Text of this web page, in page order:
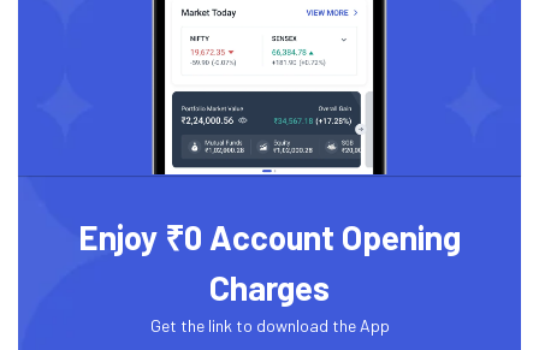
Enjoy ₹0 Account Opening
Charges
Get the link to download the App